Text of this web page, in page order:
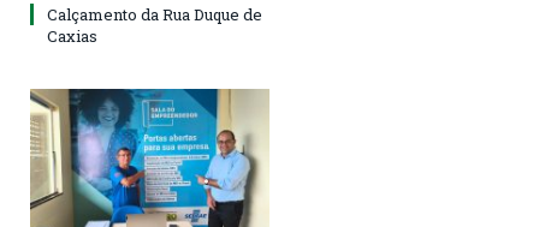
Calçamento da Rua Duque de
Caxias